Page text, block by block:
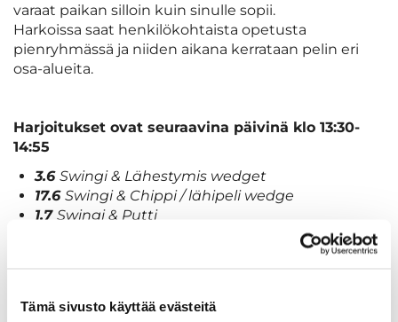
Tämä sivusto käyttää evästeitä
varaat paikan silloin kuin sinulle sopii.
Harkoissa saat henkilökohtaista opetusta
pienryhmässä ja niiden aikana kerrataan pelin eri
osa-alueita.
Harjoitukset ovat seuraavina päivinä klo 13:30-
14:55
3.6 Swingi & Lähestymis wedget
17.6 Swingi & Chippi / lähipeli wedge
1.7 Swingi & Putti
Swingi & Ongelma lyönnit/ Bunkkeri
Hinta alennettu 20€ / pelaaja (Senioritoimikunta